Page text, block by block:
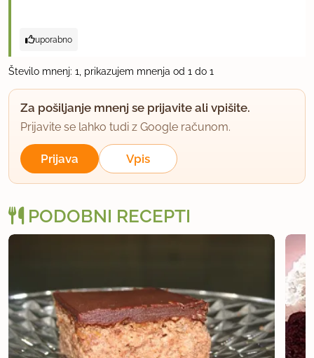
uporabno
Število mnenj: 1, prikazujem mnenja od 1 do 1
Za pošiljanje mnenj se prijavite ali vpišite.
Prijavite se lahko tudi z Google računom.
Prijava Vpis
PODOBNI RECEPTI